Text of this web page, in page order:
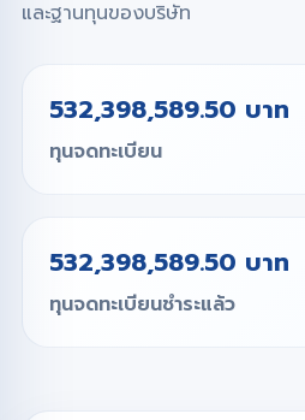
และฐานทุนของบริษัท
532,398,589.50 บาท
ทุนจดทะเบียน
532,398,589.50 บาท
ทุนจดทะเบียนชำระแล้ว